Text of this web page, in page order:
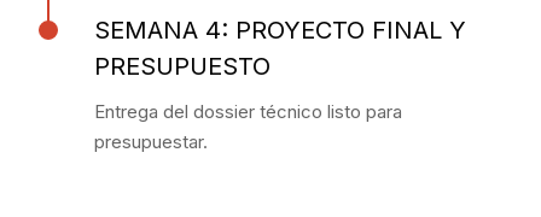
SEMANA 4: PROYECTO FINAL Y
PRESUPUESTO
Entrega del dossier técnico listo para
presupuestar.